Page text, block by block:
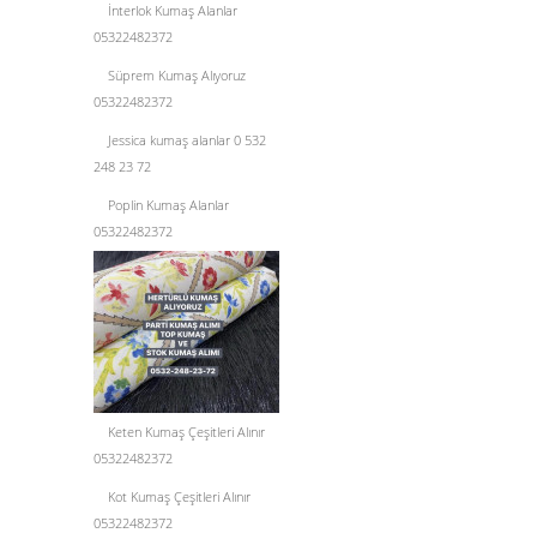
İnterlok Kumaş Alanlar
05322482372
Süprem Kumaş Alıyoruz
05322482372
Jessica kumaş alanlar 0 532
248 23 72
Poplin Kumaş Alanlar
05322482372
Keten Kumaş Çeşitleri Alınır
05322482372
Kot Kumaş Çeşitleri Alınır
05322482372